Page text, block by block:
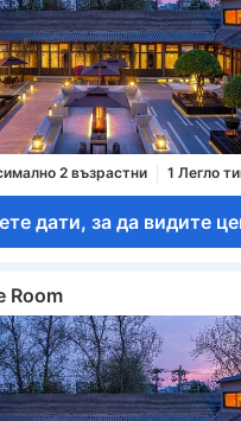
2 възрастни 1 Легло
дати, за да видите
Room